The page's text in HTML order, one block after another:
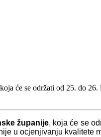
će se održati od 25. do
županije, koja će se
u ocjenjivanju kvalitete